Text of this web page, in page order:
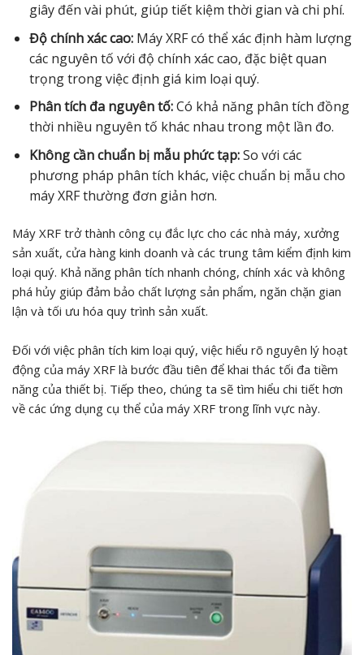
giây đến vài phút, giúp tiết kiệm thời gian và chi phí.
Độ chính xác cao:Máy XRF có thể xác định hàm lượng
các nguyên tố với độ chính xác cao, đặc biệt quan
trọng trong việc định giá kim loại quý.
Phân tích đa nguyên tố:Có khả năng phân tích đồng
thời nhiều nguyên tố khác nhau trong một lần đo.
Không cần chuẩn bị mẫu phức tạp:So với các
phương pháp phân tích khác, việc chuẩn bị mẫu cho
máy XRF thường đơn giản hơn.
Máy XRF trở thành công cụ đắc lực cho các nhà máy, xưởng
sản xuất, cửa hàng kinh doanh và các trung tâm kiểm định kim
loại quý. Khả năng phân tích nhanh chóng, chính xác và không
phá hủy giúp đảm bảo chất lượng sản phẩm, ngăn chặn gian
lận và tối ưu hóa quy trình sản xuất.
Đối với việc phân tích kim loại quý, việc hiểu rõ nguyên lý hoạt
động của máy XRF là bước đầu tiên để khai thác tối đa tiềm
năng của thiết bị. Tiếp theo, chúng ta sẽ tìm hiểu chi tiết hơn
về các ứng dụng cụ thể của máy XRF trong lĩnh vực này.